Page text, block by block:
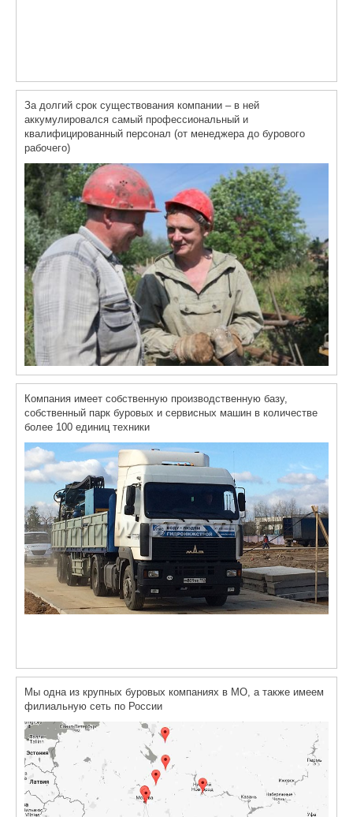
За долгий срок существования компании – в ней
аккумулировался самый профессиональный и
квалифицированный персонал (от менеджера до бурового
рабочего)
Компания имеет собственную производственную базу,
собственный парк буровых и сервисных машин в количестве
более 100 единиц техники
Мы одна из крупных буровых компаниях в МО, а также имеем
филиальную сеть по России